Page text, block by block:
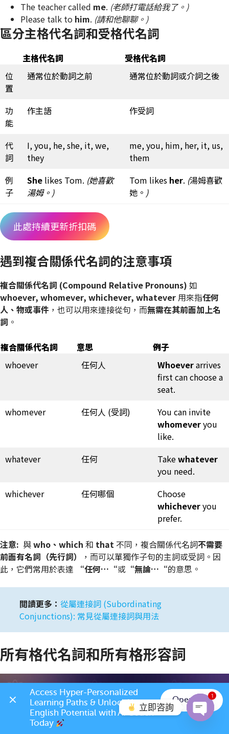
The teacher called me. (老師打電話給我了。)
Please talk to him. (請和他聊聊。)
區分主格代名詞和受格代名詞
主格代名詞
受格代名詞
位
置
通常位於動詞之前 通常位於動詞或介詞之後
功
能
作主語 作受詞
代
詞
I, you, he, she, it, we,
they
me, you, him, her, it, us,
them
例
子
She likes Tom. (她喜歡
湯姆。)
Tom likes her. (湯姆喜歡
她。 )
此處持續更新折扣碼
遇到複合關係代名詞的注意事項
複合關係代名詞 (Compound Relative Pronouns) 如
whoever, whomever, whichever, whatever 用來指任何
人、物或事件 ，也可以用來連接從句，而無需在其前面加上名
詞 。
複合關係代名詞 意思
例子
whoever
任何人 Whoeverarrives
first can choose a
seat.
whomever
任何人 (受詞)
You can invite
whomeveryou
like.
whatever
任何 Takewhatever
you need.
whichever
任何哪個
Choose
whicheveryou
prefer.
注意: 與who、which 和 that 不同，複合關係代名詞不需要
前面有名詞（先行詞）
，而可以單獨作子句的主詞或受詞。因
此，它們常用於表達
“任何…“或 “無論…“的意思。
閲讀更多： 從屬連接詞 (Subordinating
Conjunctions): 常見從屬連接詞與用法
所有格代名詞和所有格形容詞
立即咨詢
1
Access Hyper-Personalized
Learning Paths & Unlock Your
English Potential with AI Coach
Today
Open App